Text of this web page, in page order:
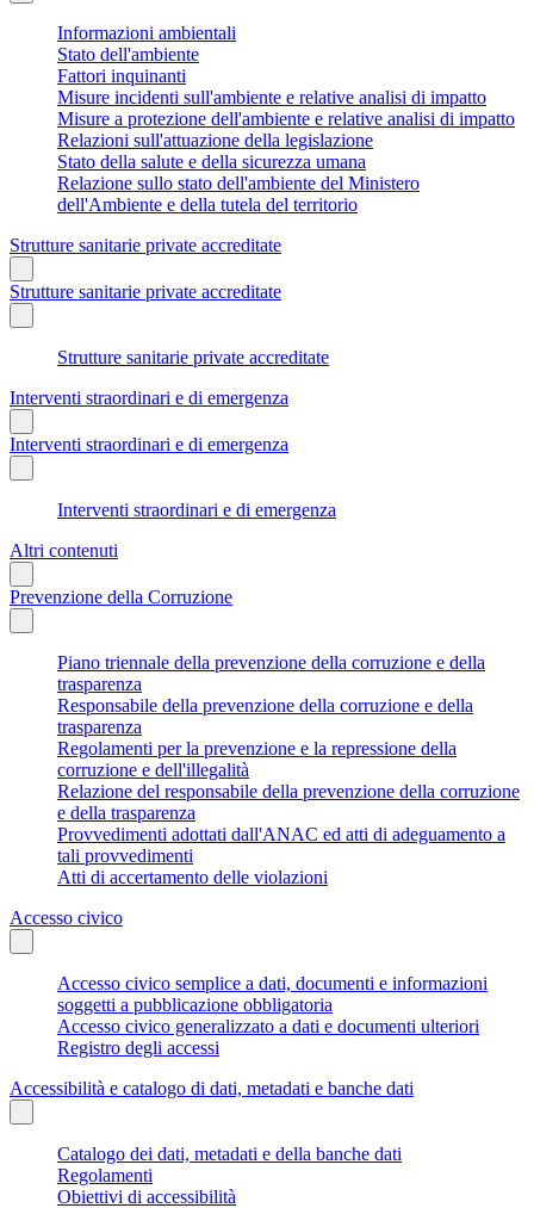
Informazioni ambientali
Stato dell'ambiente
Fattori inquinanti
Misure incidenti sull'ambiente e relative analisi di impatto
Misure a protezione dell'ambiente e relative analisi di impatto
Relazioni sull'attuazione della legislazione
Stato della salute e della sicurezza umana
Relazione sullo stato dell'ambiente del Ministero
dell'Ambiente e della tutela del territorio
Strutture sanitarie private accreditate
Strutture sanitarie private accreditate
Strutture sanitarie private accreditate
Interventi straordinari e di emergenza
Interventi straordinari e di emergenza
Interventi straordinari e di emergenza
Altri contenuti
Prevenzione della Corruzione
Piano triennale della prevenzione della corruzione e della
trasparenza
Responsabile della prevenzione della corruzione e della
trasparenza
Regolamenti per la prevenzione e la repressione della
corruzione e dell'illegalità
Relazione del responsabile della prevenzione della corruzione
e della trasparenza
Provvedimenti adottati dall'ANAC ed atti di adeguamento a
tali provvedimenti
Atti di accertamento delle violazioni
Accesso civico
Accesso civico semplice a dati, documenti e informazioni
soggetti a pubblicazione obbligatoria
Accesso civico generalizzato a dati e documenti ulteriori
Registro degli accessi
Accessibilità e catalogo di dati, metadati e banche dati
Catalogo dei dati, metadati e della banche dati
Regolamenti
Obiettivi di accessibilità